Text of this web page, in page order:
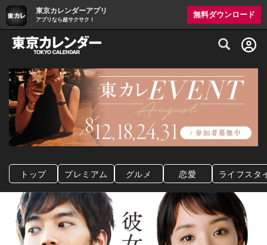
東京カレンダーアプリ
アプリなら超サクサク！
無料ダウンロード
グルメ情報・プレミアムレストラン予約
トップ プレミアム グルメ 恋愛 ライフスタ